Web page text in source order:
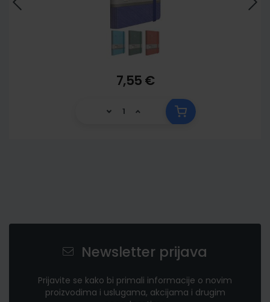
7,55 €
Newsletter prijava
Prijavite se kako bi primali informacije o novim
proizvodima i uslugama, akcijama i drugim